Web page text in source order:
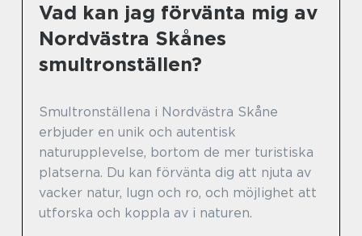
Vad kan jag förvänta mig av
Nordvästra Skånes
smultronställen?
Smultronställena i Nordvästra Skåne
erbjuder en unik och autentisk
naturupplevelse, bortom de mer turistiska
platserna. Du kan förvänta dig att njuta av
vacker natur, lugn och ro, och möjlighet att
utforska och koppla av i naturen.